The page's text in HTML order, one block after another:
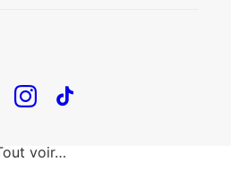
Mother
voir…